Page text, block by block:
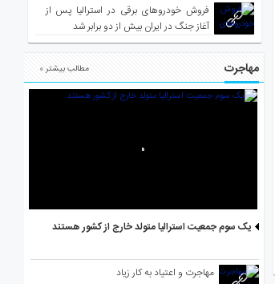
فروش خودروهای برقی در استرالیا پس از
آغاز جنگ در ایران بیش از دو برابر شد
مهاجرت مطالب بیشتر »
یک سوم جمعیت استرالیا متولد خارج از کشور هستند
مهاجرت و اعتیاد به کار زیاد